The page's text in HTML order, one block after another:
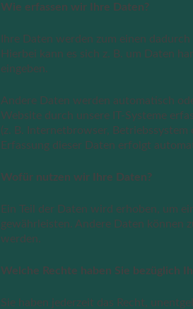
Wie erfassen wir Ihre Daten?
Ihre Daten werden zum einen
Hierbei kann es sich z. B. um Daten
eingeben.
Andere Daten werden automatisch
Website durch unsere IT-Systeme
(z. B. Internetbrowser,
Erfassung dieser Daten erfolgt
Wofür nutzen wir Ihre Daten?
Ein Teil der Daten wird erhoben, um
gewährleisten. Andere Daten können
werden.
Welche Rechte haben Sie bezüglich
Sie haben jederzeit das Recht,